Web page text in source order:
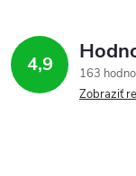
4,9
163
Zobraziť